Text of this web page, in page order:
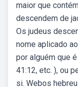
maior que
descendem de
Os judeus
nome aplicado
por alguém que
41:12, etc. ), ou
si. Webos